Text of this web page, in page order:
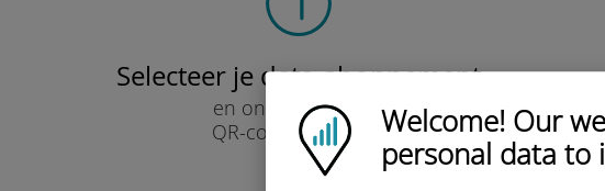
Ubigi logo
Welcome! Our
personal data to
Selecteer je data-abonnement
en ontvang het per
QR-code via e-mail.
Snel!
om